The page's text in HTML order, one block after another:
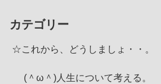
カテゴリー
☆これから、どうしましょ・・。
(＾ω＾)人生について考える。